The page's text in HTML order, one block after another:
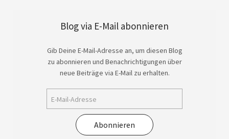
Blog via E-Mail abonnieren
Gib Deine E-Mail-Adresse an, um diesen Blog
zu abonnieren und Benachrichtigungen über
neue Beiträge via E-Mail zu erhalten.
Abonnieren